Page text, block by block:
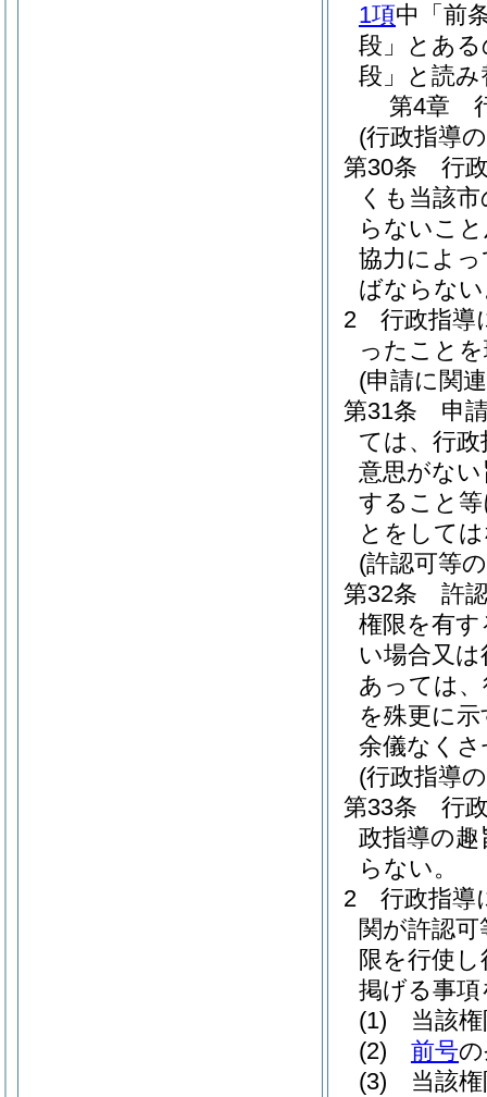
1項中「前
段」とあ
段」と読
第4章
(行政指導
第30条
行
くも当該
らないこ
協力によ
ばならな
2
行政指導
ったこと
(申請に関
第31条
申
ては、行
意思がな
すること
とをして
(許認可等
第32条
許
権限を有
い場合又
あっては
を殊更に
余儀なく
(行政指導
第33条
行
政指導の
らない。
2
行政指導
関が許認
限を行使
掲げる事
(1)
当該
(2)
前号
(3)
当該